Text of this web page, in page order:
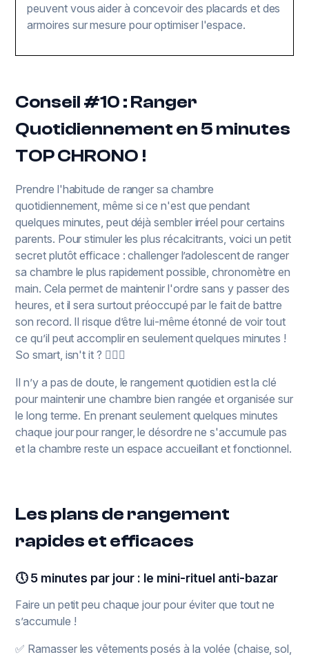
peuvent vous aider à concevoir des placards et des
armoires sur mesure pour optimiser l'espace.
Conseil #10 : Ranger
Quotidiennement en 5 minutes
TOP CHRONO !
Prendre l'habitude de ranger sa chambre
quotidiennement, même si ce n'est que pendant
quelques minutes, peut déjà sembler irréel pour certains
parents. Pour stimuler les plus récalcitrants, voici un petit
secret plutôt efficace : challenger l’adolescent de ranger
sa chambre le plus rapidement possible, chronomètre en
main. Cela permet de maintenir l'ordre sans y passer des
heures, et il sera surtout préoccupé par le fait de battre
son record. Il risque d’être lui-même étonné de voir tout
ce qu’il peut accomplir en seulement quelques minutes !
So smart, isn't it ? 💁🏻‍♀️
Il n’y a pas de doute, le rangement quotidien est la clé
pour maintenir une chambre bien rangée et organisée sur
le long terme. En prenant seulement quelques minutes
chaque jour pour ranger, le désordre ne s'accumule pas
et la chambre reste un espace accueillant et fonctionnel.
Les plans de rangement
rapides et efficaces
🕔 5 minutes par jour : le mini-rituel anti-bazar
Faire un petit peu chaque jour pour éviter que tout ne
s’accumule !
✅ Ramasser les vêtements posés à la volée (chaise, sol,